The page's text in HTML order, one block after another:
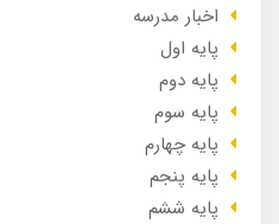
اخبار مدرسه
پایه اول
پایه دوم
پایه سوم
پایه چهارم
پایه پنجم
پایه ششم